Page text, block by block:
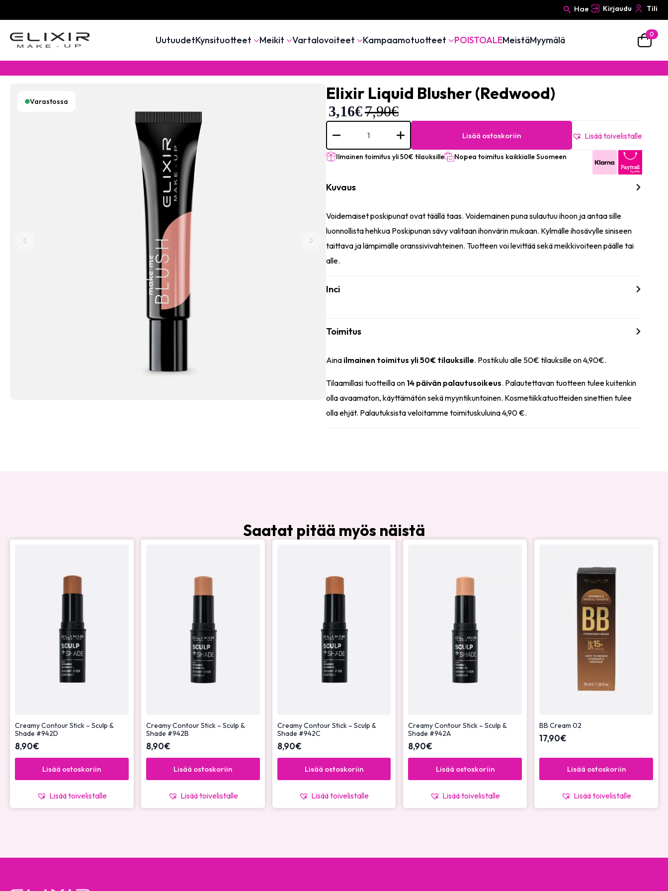
Search
Hae Kirjaudu Tili
UutuudetKynsituotteet Meikit Vartalovoiteet Kampaamotuotteet POISTOALEMeistäMyymälä
0
Varastossa Elixir Liquid Blusher (Redwood)
7,90€
3,16€
Elixir
Liquid
(Redwood)
määrä
Lisää ostoskoriin Lisää toivelistalle
Ilmainen toimitus yli 50€ tilauksille Nopea toimitus kaikkialle Suomeen
Kuvaus
Voidemaiset poskipunat ovat täällä taas. Voidemainen puna sulautuu ihoon ja antaa sille
luonnollista hehkua Poskipunan sävy valitaan ihonvärin mukaan. Kylmälle ihosävylle siniseen
taittava ja lämpimälle oranssivivahteinen. Tuotteen voi levittää sekä meikkivoiteen päälle tai
alle.
Inci
Toimitus
Aina ilmainen toimitus yli 50€ tilauksille. Postikulu alle 50€ tilauksille on 4,90€.
Tilaamillasi tuotteilla on 14 päivän palautusoikeus. Palautettavan tuotteen tulee kuitenkin
olla avaamaton, käyttämätön sekä myyntikuntoinen. Kosmetiikkatuotteiden sinettien tulee
olla ehjät. Palautuksista veloitamme toimituskuluina 4,90 €.
Saatat pitää myös näistä
Creamy Contour Stick – Sculp &
Shade #942D
8,90€
Lisää ostoskoriin
Lisää toivelistalle
Creamy Contour Stick – Sculp &
Shade #942B
8,90€
Lisää ostoskoriin
Lisää toivelistalle
Creamy Contour Stick – Sculp &
Shade #942C
8,90€
Lisää ostoskoriin
Lisää toivelistalle
Creamy Contour Stick – Sculp &
Shade #942A
8,90€
Lisää ostoskoriin
Lisää toivelistalle
BB Cream 02
17,90€
Lisää ostoskoriin
Lisää toivelistalle